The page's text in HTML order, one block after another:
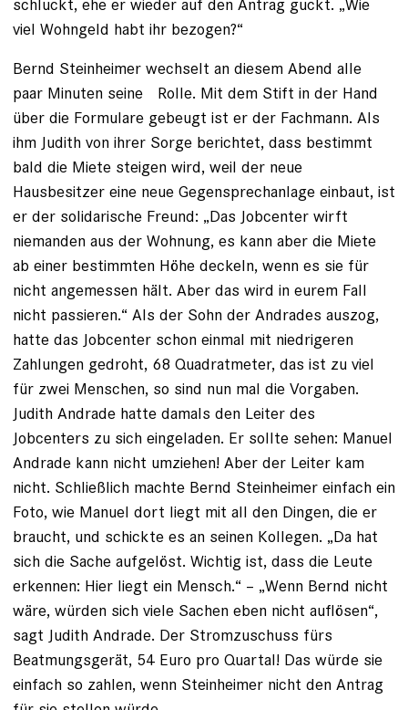
schluckt, ehe er wieder auf den Antrag guckt. „Wie
viel Wohngeld habt ihr bezogen?“
Bernd Steinheimer wechselt an diesem Abend alle
paar Minuten seine ­ Rolle. Mit dem Stift in der Hand
über die Formulare gebeugt ist er der Fachmann. Als
ihm Judith von ihrer Sorge berichtet, dass bestimmt
bald die Miete steigen wird, weil der neue
Hausbesitzer eine neue Gegensprechanlage einbaut, ist
er der solidarische Freund: „Das Jobcenter wirft
niemanden aus der Wohnung, es kann aber die Miete
ab einer bestimmten Höhe deckeln, wenn es sie für
nicht angemessen hält. Aber das wird in eurem Fall
nicht passieren.“ Als der Sohn der Andrades auszog,
hatte das Jobcenter schon einmal mit niedrigeren
Zahlungen gedroht, 68 Quadratmeter, das ist zu viel
für zwei Menschen, so sind nun mal die Vor­gaben.
Judith Andrade hatte damals den Leiter des
Jobcenters zu sich einge­laden. Er sollte sehen: Manuel
Andrade kann nicht umziehen! Aber der Leiter kam
nicht. Schließlich machte Bernd Steinheimer einfach ein
Foto, wie Manuel dort liegt mit all den Dingen, die er
braucht, und schickte es an seinen Kollegen. „Da hat
sich die Sache aufgelöst. Wichtig ist, dass die Leute
erkennen: Hier liegt ein Mensch.“ – „Wenn Bernd nicht
wäre, würden sich viele Sachen eben nicht auflösen“,
sagt Judith Andrade. Der Stromzuschuss fürs
Beatmungsgerät, 54 Euro pro Quartal! Das würde sie
einfach so zahlen, wenn Steinheimer nicht den Antrag